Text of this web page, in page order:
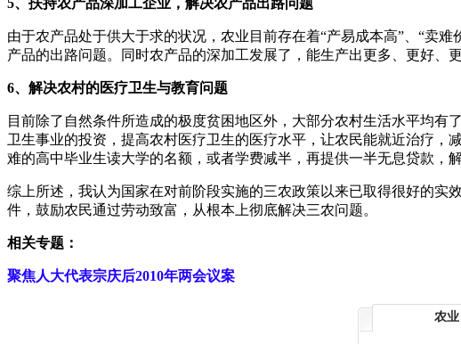
由于农产品处于供大于求的状况，农业目前存在着“产易成本高”、“卖
产品的出路问题。同时农产品的深加工发展了，能生产出更多、更好、
6、解决农村的医疗卫生与教育问题
目前除了自然条件所造成的极度贫困地区外，大部分农村生活水平均
卫生事业的投资，提高农村医疗卫生的医疗水平，让农民能就近治疗
难的高中毕业生读大学的名额，或者学费减半，再提供一半无息贷款，
综上所述，我认为国家在对前阶段实施的三农政策以来已取得很好的实
件，鼓励农民通过劳动致富，从根本上彻底解决三农问题。
相关专题：
聚焦人大代表宗庆后2010年两会议案
农业